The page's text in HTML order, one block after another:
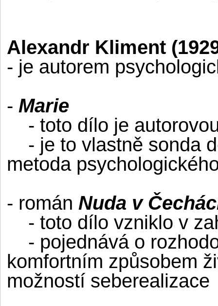
Alexandr Kliment
- je autorem
- Marie
- toto dílo je
- je to vlastně sonda
metoda
- román Nuda v
- toto dílo vzniklo v
- pojednává o
komfortním způsobem
možností seberealizace